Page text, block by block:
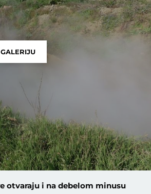
otvaraju i na debelom minusu
20